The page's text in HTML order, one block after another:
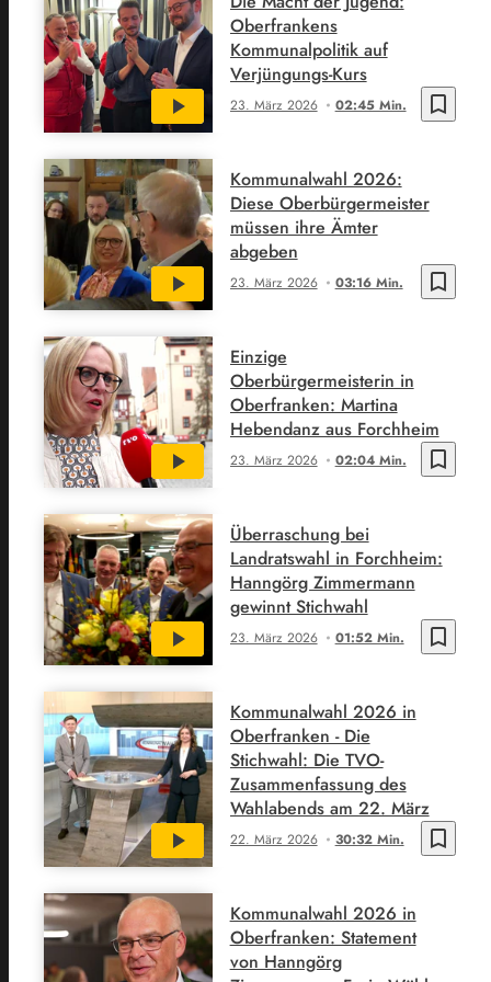
bookmark_border
23. März 2026 02:45 Min.
Oberfrankens
Kommunalpolitik auf
Verjüngungs-Kurs
bookmark_border
23. März 2026 03:16 Min.
Kommunalwahl 2026:
Diese Oberbürgermeister
müssen ihre Ämter
abgeben
bookmark_border
23. März 2026 02:04 Min.
Einzige
Oberbürgermeisterin in
Oberfranken: Martina
Hebendanz aus Forchheim
bookmark_border
23. März 2026 01:52 Min.
Überraschung bei
Landratswahl in Forchheim:
Hanngörg Zimmermann
gewinnt Stichwahl
bookmark_border
22. März 2026 30:32 Min.
Kommunalwahl 2026 in
Oberfranken - Die
Stichwahl: Die TVO-
Zusammenfassung des
Wahlabends am 22. März
Kommunalwahl 2026 in
Oberfranken: Statement
von Hanngörg